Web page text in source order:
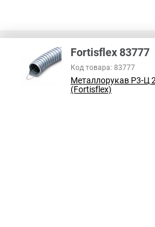
В соответствии с пунктом 2 статьи
справочный характер и не является
Fortisflex 83777
Код товара: 83777
Металлорукав Р3-Ц
(Fortisflex)